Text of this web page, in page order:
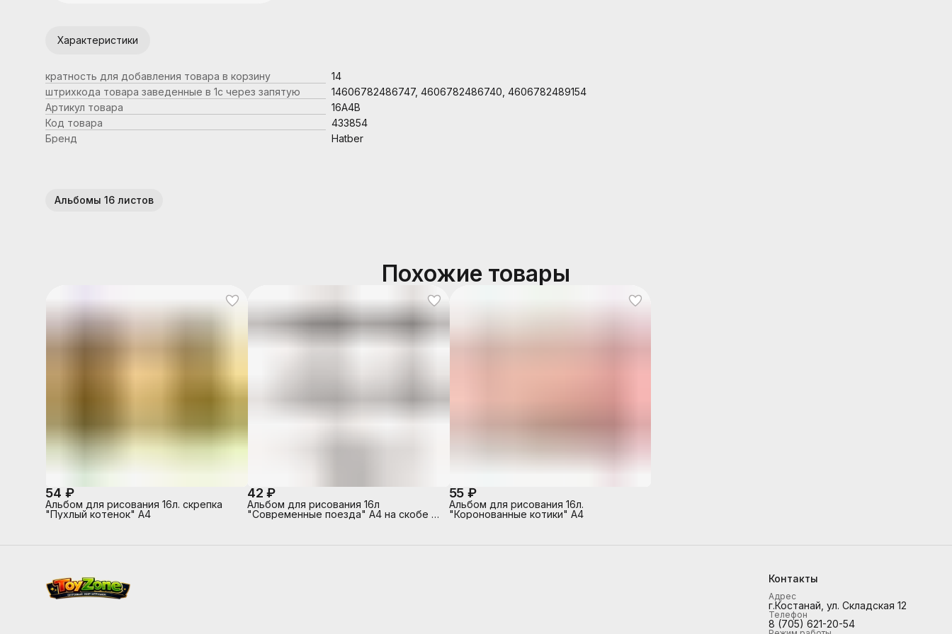
Характеристики
кратность для добавления товара в корзину
14
штрихкода товара заведенные в 1с через запятую
14606782486747, 4606782486740, 4606782489154
Артикул товара
16А4В
Код товара
433854
Бренд
Hatber
Альбомы 16 листов
Похожие товары
54 ₽
Альбом для рисования 16л. скрепка
"Пухлый котенок" А4
42 ₽
Альбом для рисования 16л
"Современные поезда" А4 на скобе 5
55 ₽
Альбом для рисования 16л.
"Коронованные котики" А4
Контакты
Адрес
г.Костанай, ул. Складская 12
Телефон
8 (705) 621-20-54